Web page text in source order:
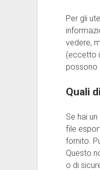
Per gli
vedere,
(eccetto
possono
Quali
Se hai
file
fornito.
Questo
o di